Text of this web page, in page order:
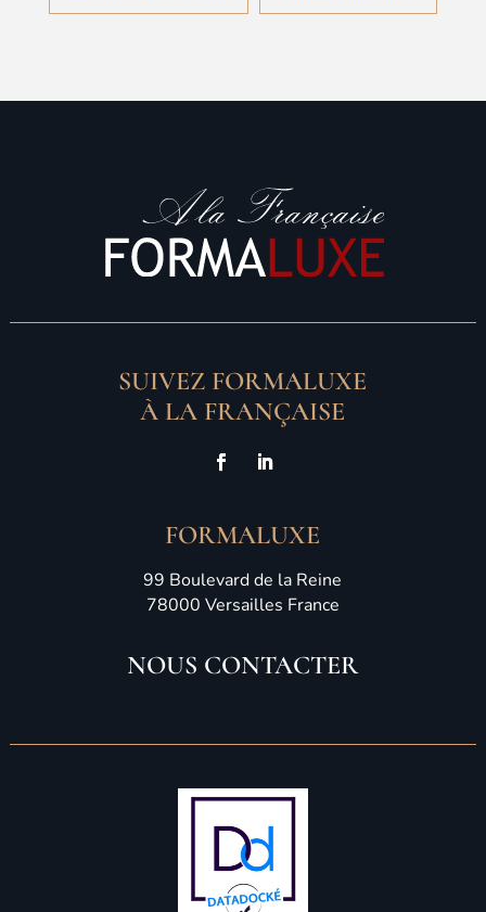
SUIVEZ FORMALUXE
À LA FRANÇAISE
FORMALUXE
99 Boulevard de la Reine
78000 Versailles France
NOUS CONTACTER